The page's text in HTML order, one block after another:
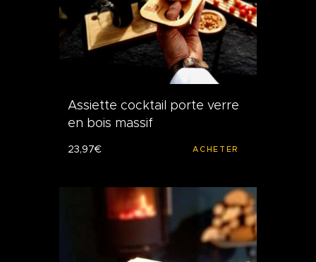
Assiette cocktail porte verre
en bois massif
23,97€ ACHETER